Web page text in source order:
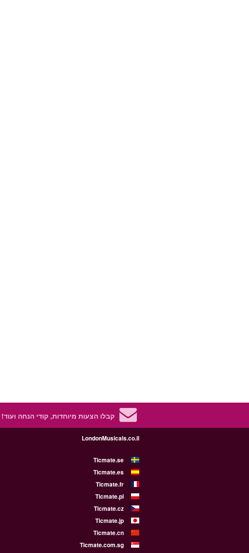
קבלו הצעות מיוחדות, קודי הנחה ועוד!
LondonMusicals.co.il
Ticmate.se
Ticmate.es
Ticmate.fr
Ticmate.pl
Ticmate.cz
Ticmate.jp
Ticmate.cn
Ticmate.com.sg